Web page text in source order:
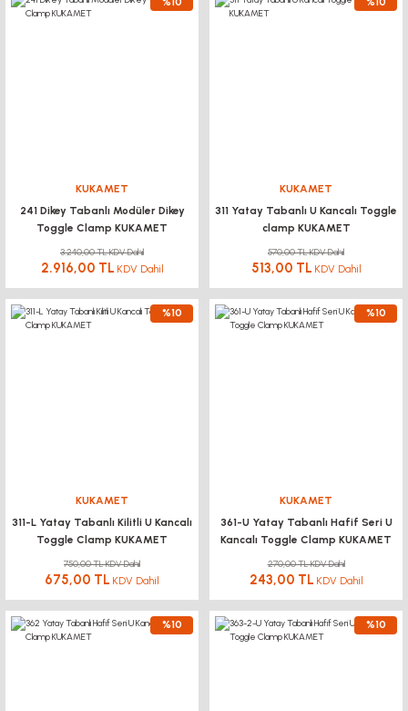
KUKAMET
241 Dikey Tabanlı Modüler Dikey
Toggle Clamp KUKAMET
3.240,00 TL KDV Dahil
2.916,00 TL KDV Dahil
KUKAMET
311 Yatay Tabanlı U Kancalı Toggle
clamp KUKAMET
570,00 TL KDV Dahil
513,00 TL KDV Dahil
%10
KUKAMET
311-L Yatay Tabanlı Kilitli U Kancalı
Toggle Clamp KUKAMET
750,00 TL KDV Dahil
675,00 TL KDV Dahil
%10
KUKAMET
361-U Yatay Tabanlı Hafif Seri U
Kancalı Toggle Clamp KUKAMET
270,00 TL KDV Dahil
243,00 TL KDV Dahil
%10 %10